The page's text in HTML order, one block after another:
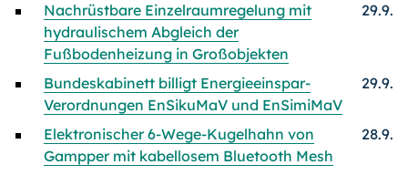
Nachrüstbare Einzelraumregelung mit
hydraulischem Abgleich der
Fußbodenheizung in Großobjekten
29.9.
Bundeskabinett billigt Energieeinspar-
Verordnungen EnSikuMaV und EnSimiMaV
29.9.
Elektronischer 6-Wege-Kugelhahn von
Gampper mit kabellosem Bluetooth Mesh
28.9.